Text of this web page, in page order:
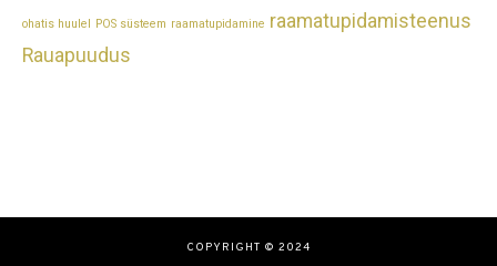
ohatis huulel POS süsteem raamatupidamine raamatupidamisteenus
Rauapuudus
COPYRIGHT © 2024